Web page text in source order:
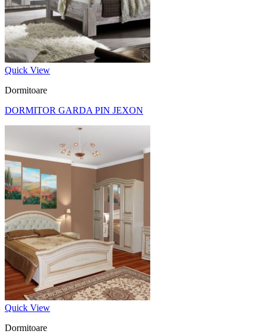
Quick View
Dormitoare
DORMITOR GARDA PIN JEXON
Quick View
Dormitoare